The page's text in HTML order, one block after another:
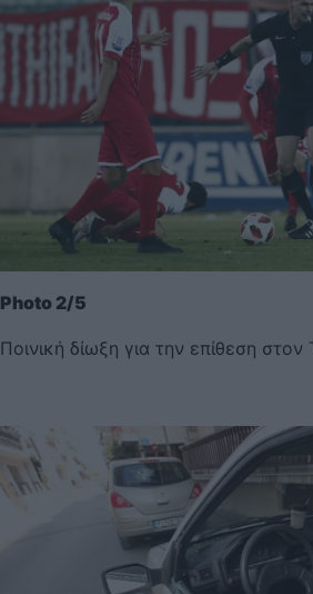
Photo 2/5
Ποινική δίωξη για την επίθεση στον